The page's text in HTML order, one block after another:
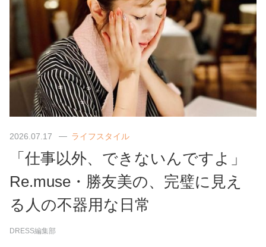
2026.07.17 ライフスタイル
「仕事以外、できないんですよ」
Re.muse・勝友美の、完璧に見え
る人の不器用な日常
DRESS編集部